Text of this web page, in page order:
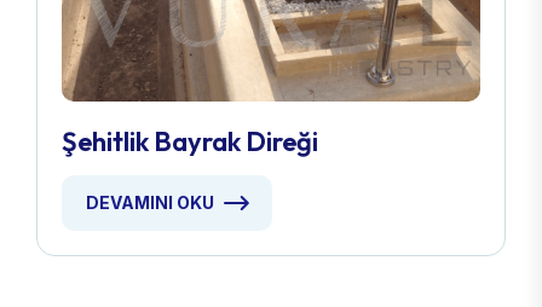
Şehitlik Bayrak Direği
DEVAMINI OKU